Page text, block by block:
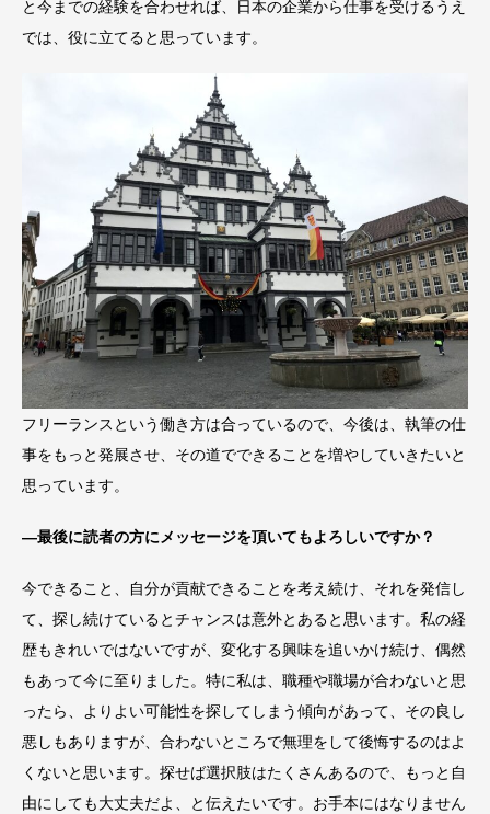
と今までの経験を合わせれば、日本の企業から仕事を受けるうえ
では、役に立てると思っています。
フリーランスという働き方は合っているので、今後は、執筆の仕
事をもっと発展させ、その道でできることを増やしていきたいと
思っています。
―最後に読者の方にメッセージを頂いてもよろしいですか？
今できること、自分が貢献できることを考え続け、それを発信し
て、探し続けているとチャンスは意外とあると思います。私の経
歴もきれいではないですが、変化する興味を追いかけ続け、偶然
もあって今に至りました。特に私は、職種や職場が合わないと思
ったら、よりよい可能性を探してしまう傾向があって、その良し
悪しもありますが、合わないところで無理をして後悔するのはよ
くないと思います。探せば選択肢はたくさんあるので、もっと自
由にしても大丈夫だよ、と伝えたいです。お手本にはなりません